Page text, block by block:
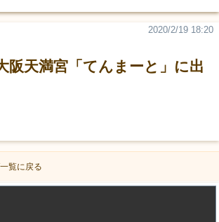
阪天満宮「てんまーと」に出
2020/2/19 18:20
覧に戻る